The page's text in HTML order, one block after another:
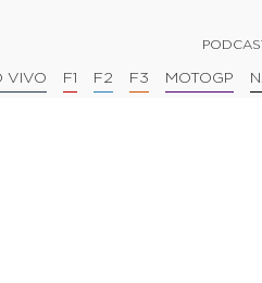
VIVO F1 F2 F3 MOTOGP